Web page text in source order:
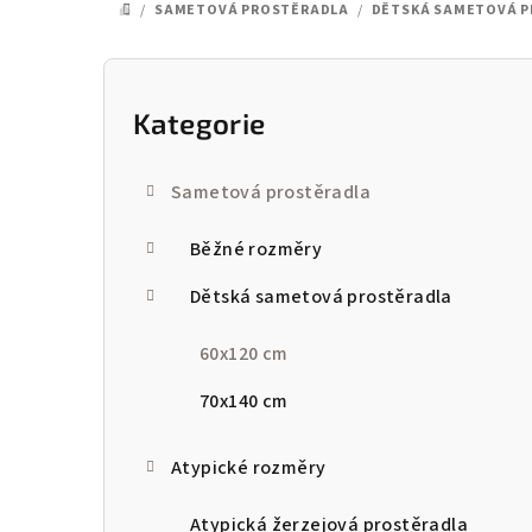
DOMŮ
/ SAMETOVÁ PROSTĚRADLA / DĚTSKÁ SAMETOVÁ
P
Přeskočit
kategorie
Kategorie
Sametová prostěradla
Běžné rozměry
Dětská sametová prostěradla
60x120 cm
70x140 cm
Atypické rozměry
Atypická žerzejová prostěradla